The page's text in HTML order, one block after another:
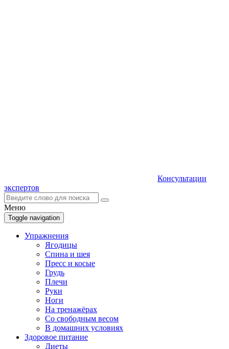
Консультации
экспертов
Меню
Toggle navigation
Упражнения
Ягодицы
Спина и шея
Пресс и косые
Грудь
Плечи
Руки
Ноги
На тренажёрах
Со свободным весом
В домашних условиях
Здоровое питание
Диеты